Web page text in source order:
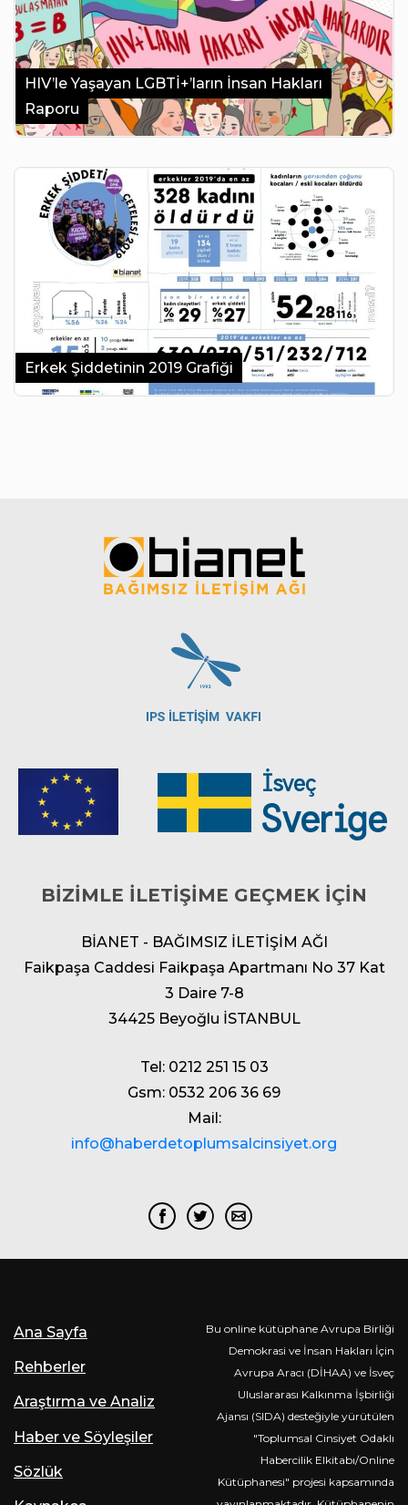
HIV’le Yaşayan LGBTİ+’ların İnsan Hakları
Raporu
Erkek Şiddetinin 2019 Grafiği
BİZİMLE İLETİŞİME GEÇMEK İÇİN
BİANET - BAĞIMSIZ İLETİŞİM AĞI
Faikpaşa Caddesi Faikpaşa Apartmanı No 37 Kat
3 Daire 7-8
34425 Beyoğlu İSTANBUL
Tel: 0212 251 15 03
Gsm: 0532 206 36 69
Mail:
info@haberdetoplumsalcinsiyet.org
Ana Sayfa
Rehberler
Araştırma ve Analiz
Haber ve Söyleşiler
Sözlük
Bu online kütüphane Avrupa Birliği
Demokrasi ve İnsan Hakları İçin
Avrupa Aracı (DİHAA) ve İsveç
Uluslararası Kalkınma İşbirliği
Ajansı (SIDA) desteğiyle yürütülen
"Toplumsal Cinsiyet Odaklı
Habercilik Elkitabı/Online
Kütüphanesi" projesi kapsamında